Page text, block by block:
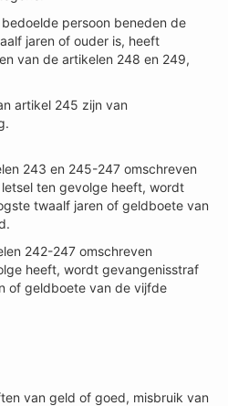
persoon beneden de
jaren of ouder is, heeft
van de artikelen 248 en 249,
artikel 245 zijn van
243 en 245-247 omschreven
ten gevolge heeft, wordt
twaalf jaren of geldboete van
242-247 omschreven
heeft, wordt gevangenisstraf
of geldboete van de vijfde
van geld of goed, misbruik van